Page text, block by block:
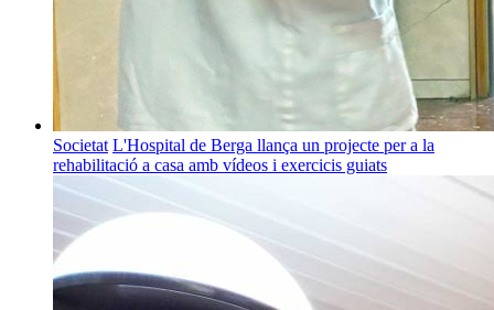
Societat L'Hospital de Berga llança un projecte per a la
rehabilitació a casa amb vídeos i exercicis guiats